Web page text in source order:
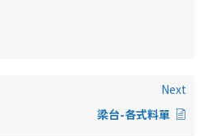
Next
梁台-各式料單